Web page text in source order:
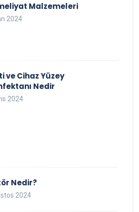
Malzemeleri
2024
ve Cihaz Yüzey
Nedir
2024
Nedir?
2024